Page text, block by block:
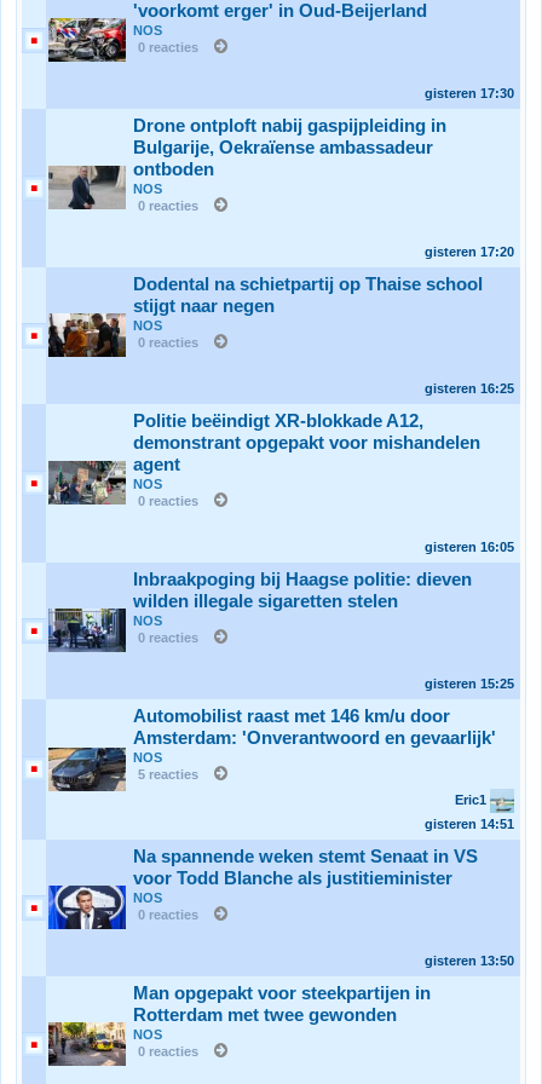
'voorkomt erger' in Oud-Beijerland
NOS
0 reacties
gisteren 17:30
Drone ontploft nabij gaspijpleiding in
Bulgarije, Oekraïense ambassadeur
ontboden
NOS
0 reacties
gisteren 17:20
Dodental na schietpartij op Thaise school
stijgt naar negen
NOS
0 reacties
gisteren 16:25
Politie beëindigt XR-blokkade A12,
demonstrant opgepakt voor mishandelen
agent
NOS
0 reacties
gisteren 16:05
Inbraakpoging bij Haagse politie: dieven
wilden illegale sigaretten stelen
NOS
0 reacties
gisteren 15:25
Automobilist raast met 146 km/u door
Amsterdam: 'Onverantwoord en gevaarlijk'
NOS
5 reacties
Eric1
gisteren 14:51
Na spannende weken stemt Senaat in VS
voor Todd Blanche als justitieminister
NOS
0 reacties
gisteren 13:50
Man opgepakt voor steekpartijen in
Rotterdam met twee gewonden
NOS
0 reacties